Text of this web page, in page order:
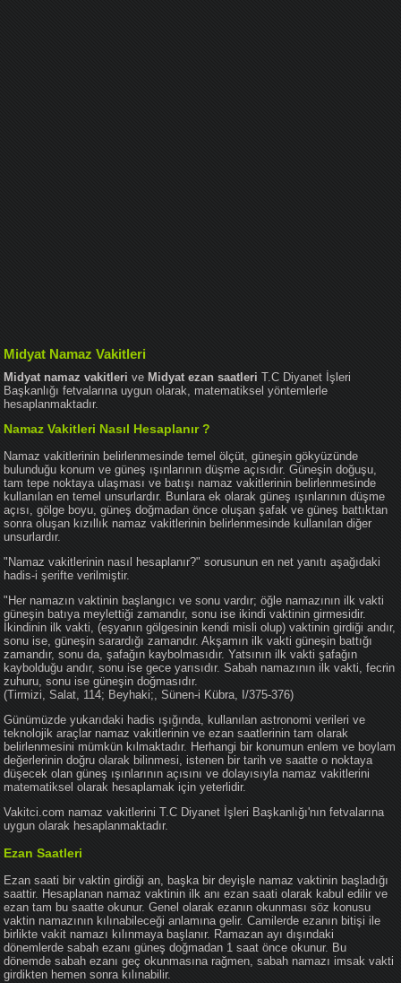
Midyat Namaz Vakitleri
Midyat namaz vakitleri ve Midyat ezan saatleri T.C Diyanet İşleri
Başkanlığı fetvalarına uygun olarak, matematiksel yöntemlerle
hesaplanmaktadır.
Namaz Vakitleri Nasıl Hesaplanır ?
Namaz vakitlerinin belirlenmesinde temel ölçüt, güneşin gökyüzünde
bulunduğu konum ve güneş ışınlarının düşme açısıdır. Güneşin doğuşu,
tam tepe noktaya ulaşması ve batışı namaz vakitlerinin belirlenmesinde
kullanılan en temel unsurlardır. Bunlara ek olarak güneş ışınlarının düşme
açısı, gölge boyu, güneş doğmadan önce oluşan şafak ve güneş battıktan
sonra oluşan kızıllık namaz vakitlerinin belirlenmesinde kullanılan diğer
unsurlardır.
"Namaz vakitlerinin nasıl hesaplanır?" sorusunun en net yanıtı aşağıdaki
hadis-i şerifte verilmiştir.
"Her namazın vaktinin başlangıcı ve sonu vardır; öğle namazının ilk vakti
güneşin batıya meylettiği zamandır, sonu ise ikindi vaktinin girmesidir.
İkindinin ilk vakti, (eşyanın gölgesinin kendi misli olup) vaktinin girdiği andır,
sonu ise, güneşin sarardığı zamandır. Akşamın ilk vakti güneşin battığı
zamandır, sonu da, şafağın kaybolmasıdır. Yatsının ilk vakti şafağın
kaybolduğu andır, sonu ise gece yarısıdır. Sabah namazının ilk vakti, fecrin
zuhuru, sonu ise güneşin doğmasıdır.
(Tirmizi, Salat, 114; Beyhaki;, Sünen-i Kübra, I/375-376)
Günümüzde yukarıdaki hadis ışığında, kullanılan astronomi verileri ve
teknolojik araçlar namaz vakitlerinin ve ezan saatlerinin tam olarak
belirlenmesini mümkün kılmaktadır. Herhangi bir konumun enlem ve boylam
değerlerinin doğru olarak bilinmesi, istenen bir tarih ve saatte o noktaya
düşecek olan güneş ışınlarının açısını ve dolayısıyla namaz vakitlerini
matematiksel olarak hesaplamak için yeterlidir.
Vakitci.com namaz vakitlerini T.C Diyanet İşleri Başkanlığı'nın fetvalarına
uygun olarak hesaplanmaktadır.
Ezan Saatleri
Ezan saati bir vaktin girdiği an, başka bir deyişle namaz vaktinin başladığı
saattir. Hesaplanan namaz vaktinin ilk anı ezan saati olarak kabul edilir ve
ezan tam bu saatte okunur. Genel olarak ezanın okunması söz konusu
vaktin namazının kılınabileceği anlamına gelir. Camilerde ezanın bitişi ile
birlikte vakit namazı kılınmaya başlanır. Ramazan ayı dışındaki
dönemlerde sabah ezanı güneş doğmadan 1 saat önce okunur. Bu
dönemde sabah ezanı geç okunmasına rağmen, sabah namazı imsak vakti
girdikten hemen sonra kılınabilir.